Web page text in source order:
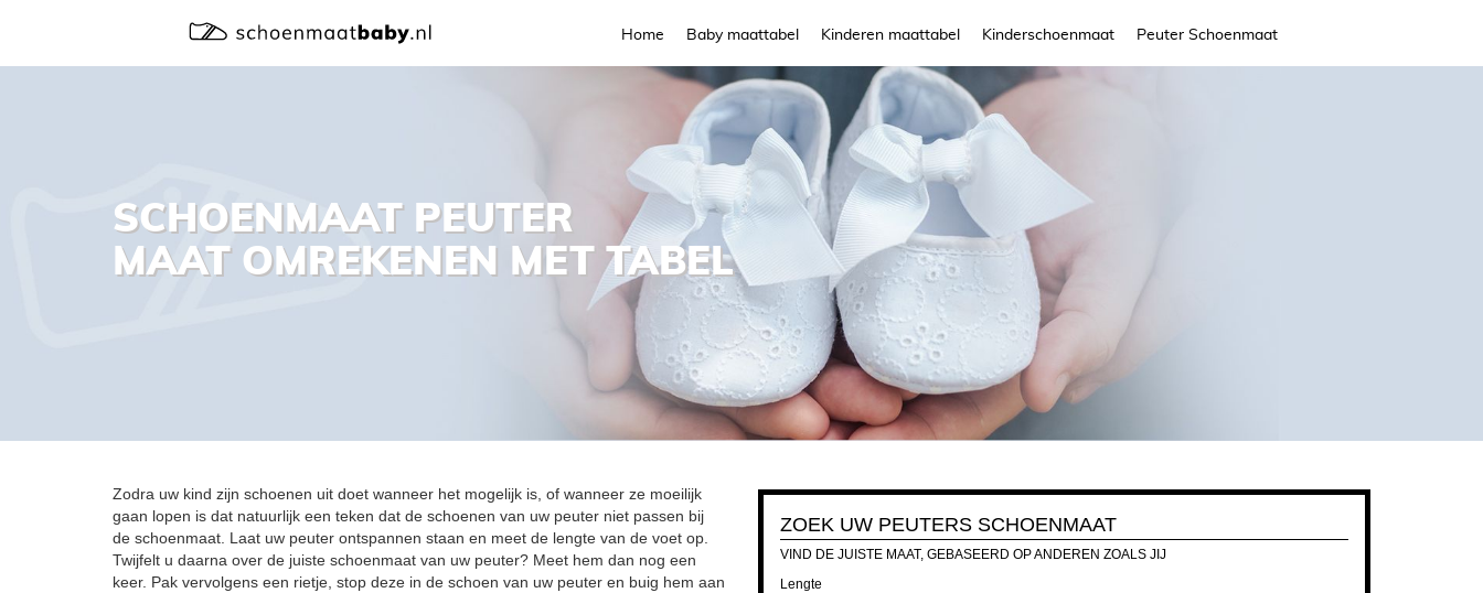
Home Baby maattabel Kinderen maattabel Kinderschoenmaat Peuter Schoenmaat
SCHOENMAAT PEUTER
MAAT OMREKENEN MET TABEL
Zodra uw kind zijn schoenen uit doet wanneer het mogelijk is, of wanneer ze moeilijk
gaan lopen is dat natuurlijk een teken dat de schoenen van uw peuter niet passen bij
de schoenmaat. Laat uw peuter ontspannen staan en meet de lengte van de voet op.
Twijfelt u daarna over de juiste schoenmaat van uw peuter? Meet hem dan nog een
keer. Pak vervolgens een rietje, stop deze in de schoen van uw peuter en buig hem aan
ZOEK UW PEUTERS SCHOENMAAT
VIND DE JUISTE MAAT, GEBASEERD OP ANDEREN ZOALS JIJ
Lengte